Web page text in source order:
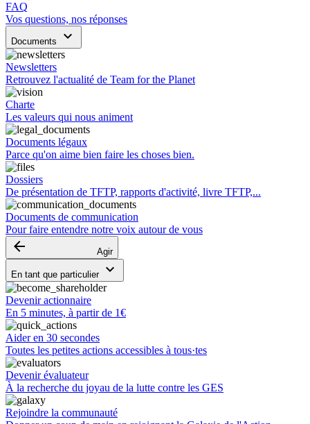
FAQ
Vos questions, nos réponses
Documents keyboard_arrow_down
Newsletters
Retrouvez l'actualité de Team for the Planet
Charte
Les valeurs qui nous animent
Documents légaux
Parce qu'on aime bien faire les choses bien.
Dossiers
De présentation de TFTP, rapports d'activité, livre TFTP,...
Documents de communication
Pour faire entendre notre voix autour de vous
arrow_backward Agir
En tant que particulier keyboard_arrow_down
Devenir actionnaire
En 5 minutes, à partir de 1€
Aider en 30 secondes
Toutes les petites actions accessibles à tous·tes
Devenir évaluateur
À la recherche du joyau de la lutte contre les GES
Rejoindre la communauté